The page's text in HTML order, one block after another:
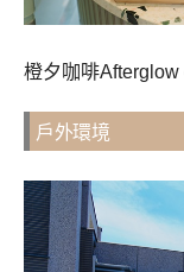
橙夕咖啡Afterglow
戶外環境